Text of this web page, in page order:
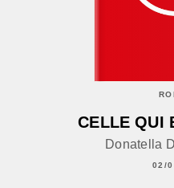
CELLE QUI
Donatella
02/